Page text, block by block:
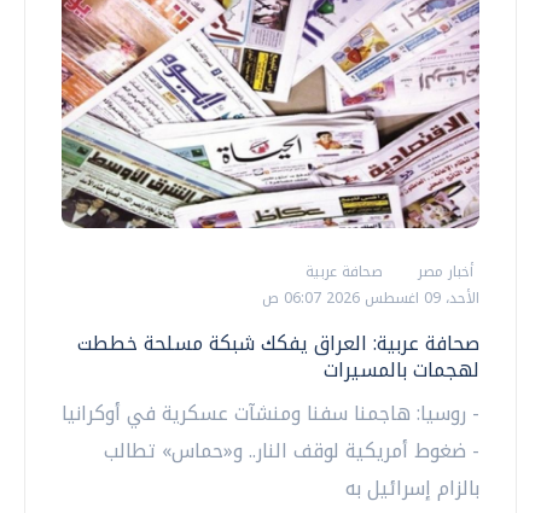
أخبار مصر
صحافة عربية
الأحد، 09 اغسطس 2026 06:07 ص
صحافة عربية: العراق يفكك شبكة مسلحة خططت
لهجمات بالمسيرات
- روسيا: هاجمنا سفنا ومنشآت عسكرية في أوكرانيا
- ضغوط أمريكية لوقف النار.. و«حماس» تطالب
بالزام إسرائيل به